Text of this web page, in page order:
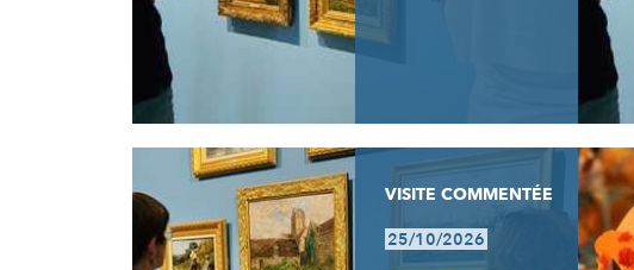
VISITE COMMENTÉE
25/10/2026